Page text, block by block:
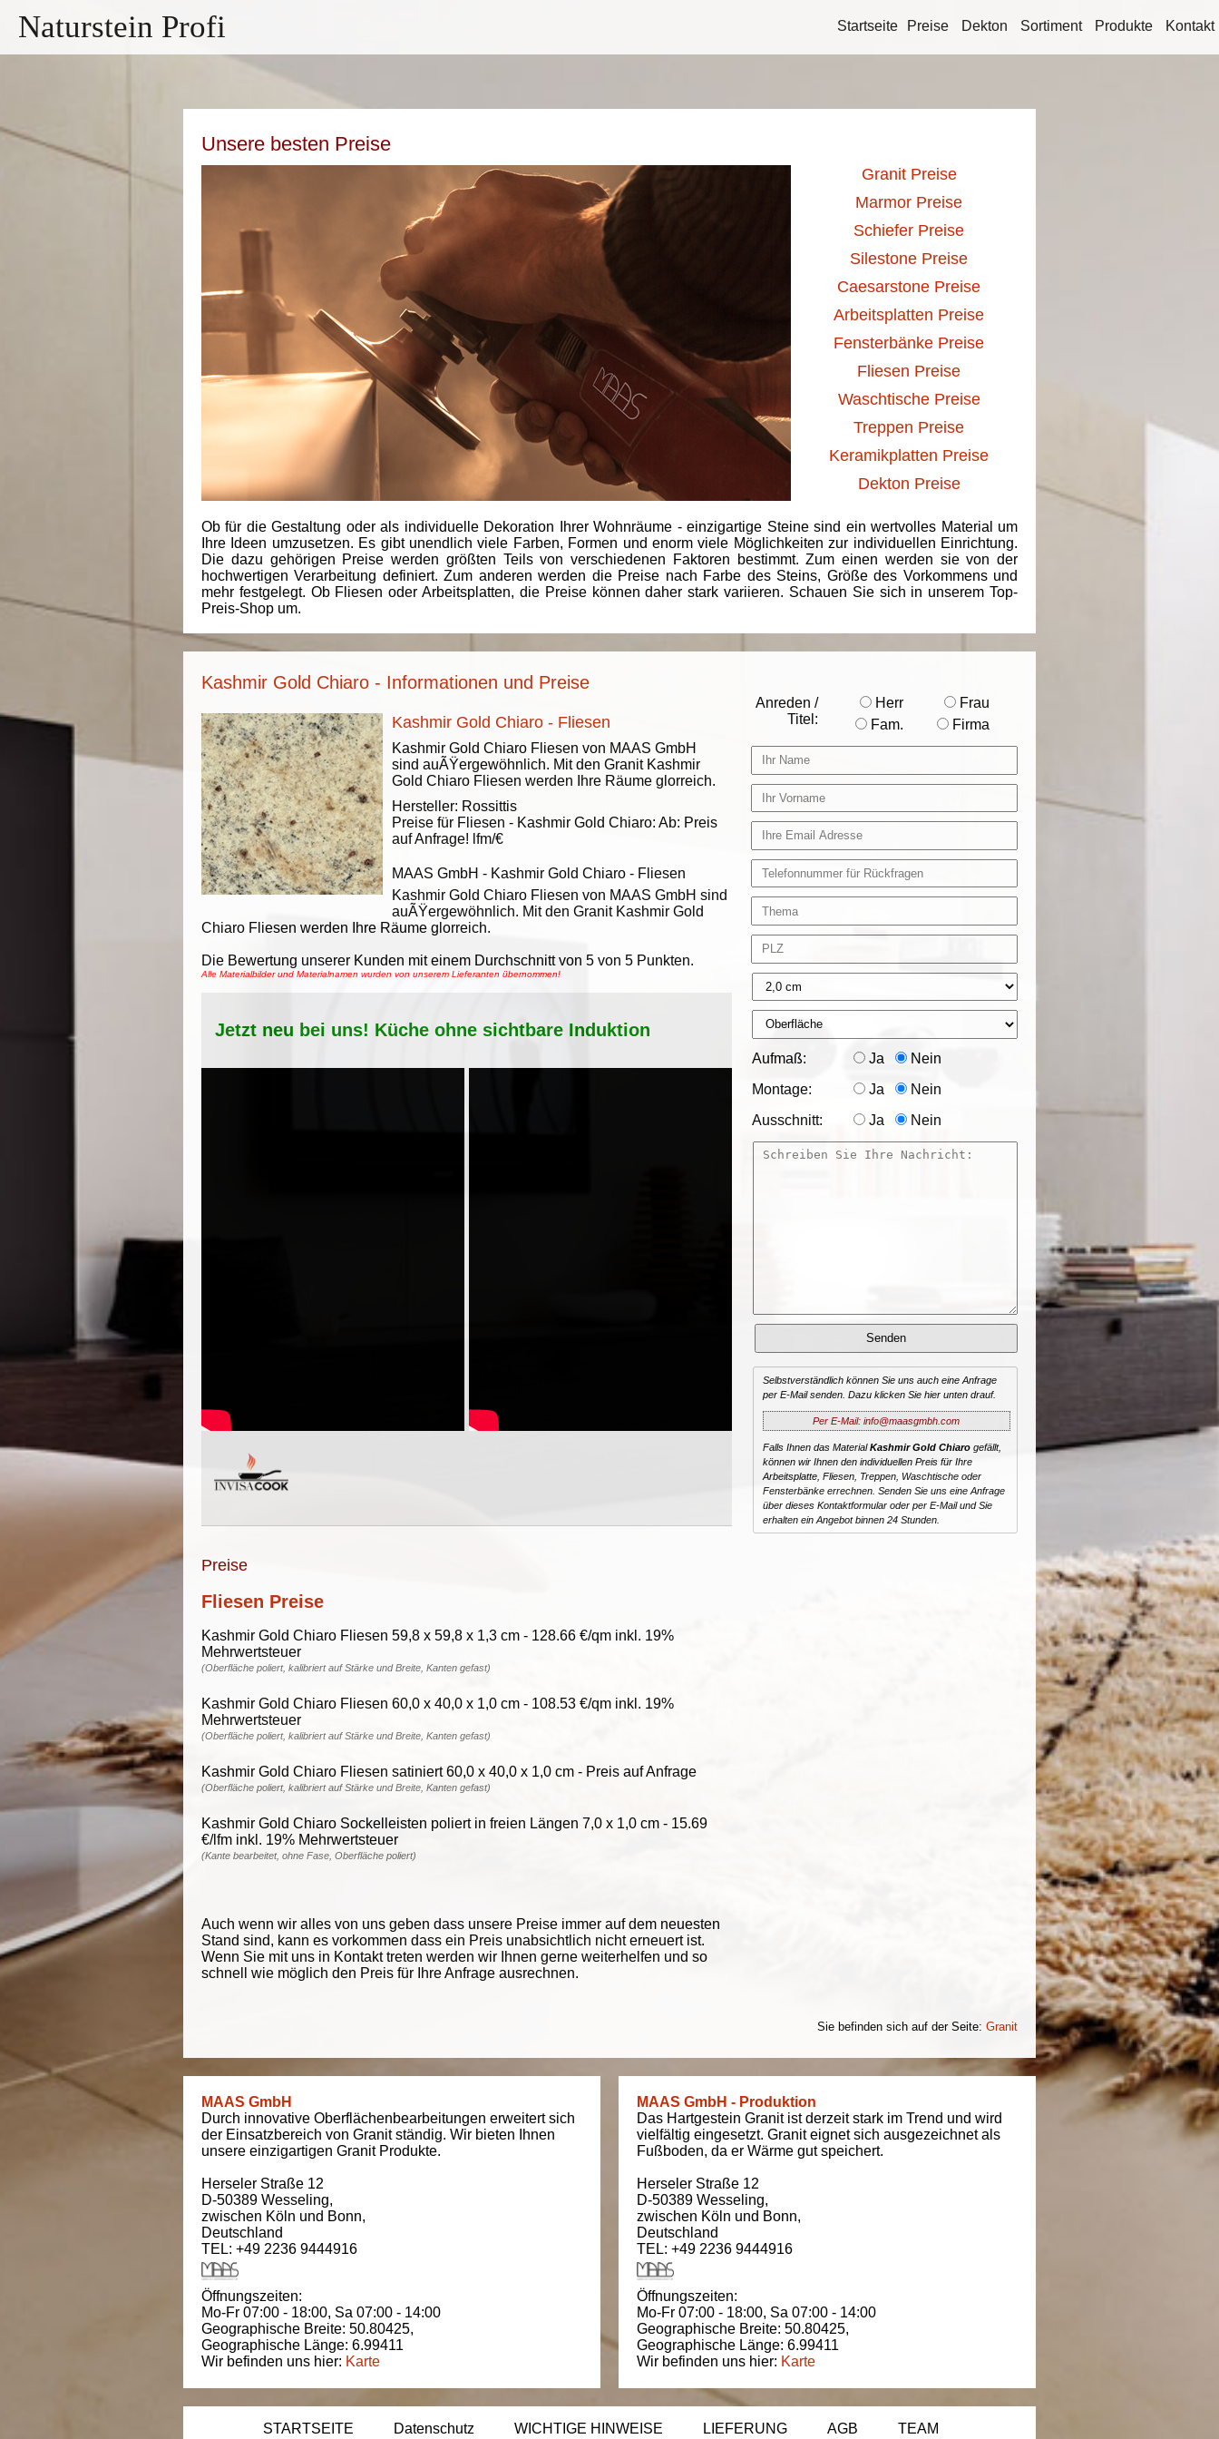
Naturstein Profi Startseite Preise Dekton Sortiment Produkte Kontakt
Unsere besten Preise
Granit Preise
Marmor Preise
Schiefer Preise
Silestone Preise
Caesarstone Preise
Arbeitsplatten Preise
Fensterbänke Preise
Fliesen Preise
Waschtische Preise
Treppen Preise
Keramikplatten Preise
Dekton Preise
Ob für die Gestaltung oder als individuelle Dekoration Ihrer Wohnräume - einzigartige Steine sind ein wertvolles Material um
Ihre Ideen umzusetzen. Es gibt unendlich viele Farben, Formen und enorm viele Möglichkeiten zur individuellen Einrichtung.
Die dazu gehörigen Preise werden größten Teils von verschiedenen Faktoren bestimmt. Zum einen werden sie von der
hochwertigen Verarbeitung definiert. Zum anderen werden die Preise nach Farbe des Steins, Größe des Vorkommens und
mehr festgelegt. Ob Fliesen oder Arbeitsplatten, die Preise können daher stark variieren. Schauen Sie sich in unserem Top-
Preis-Shop um.
Kashmir Gold Chiaro - Informationen und Preise
Kashmir Gold Chiaro - Fliesen
Kashmir Gold Chiaro Fliesen von MAAS GmbH
sind auÃŸergewöhnlich. Mit den Granit Kashmir
Gold Chiaro Fliesen werden Ihre Räume glorreich.
Hersteller: Rossittis
Preise für Fliesen - Kashmir Gold Chiaro: Ab: Preis
auf Anfrage! lfm/€
MAAS GmbH - Kashmir Gold Chiaro - Fliesen
Kashmir Gold Chiaro Fliesen von MAAS GmbH sind
auÃŸergewöhnlich. Mit den Granit Kashmir Gold
Chiaro Fliesen werden Ihre Räume glorreich.
Die Bewertung unserer Kunden mit einem Durchschnitt von 5 von 5 Punkten.
Alle Materialbilder und Materialnamen wurden von unserem Lieferanten übernommen!
Jetzt neu bei uns! Küche ohne sichtbare Induktion
Preise
Fliesen Preise
Kashmir Gold Chiaro Fliesen 59,8 x 59,8 x 1,3 cm - 128.66 €/qm inkl. 19%
Mehrwertsteuer
(Oberfläche poliert, kalibriert auf Stärke und Breite, Kanten gefast)
Kashmir Gold Chiaro Fliesen 60,0 x 40,0 x 1,0 cm - 108.53 €/qm inkl. 19%
Mehrwertsteuer
(Oberfläche poliert, kalibriert auf Stärke und Breite, Kanten gefast)
Kashmir Gold Chiaro Fliesen satiniert 60,0 x 40,0 x 1,0 cm - Preis auf Anfrage
(Oberfläche poliert, kalibriert auf Stärke und Breite, Kanten gefast)
Kashmir Gold Chiaro Sockelleisten poliert in freien Längen 7,0 x 1,0 cm - 15.69
€/lfm inkl. 19% Mehrwertsteuer
(Kante bearbeitet, ohne Fase, Oberfläche poliert)
Auch wenn wir alles von uns geben dass unsere Preise immer auf dem neuesten
Stand sind, kann es vorkommen dass ein Preis unabsichtlich nicht erneuert ist.
Wenn Sie mit uns in Kontakt treten werden wir Ihnen gerne weiterhelfen und so
schnell wie möglich den Preis für Ihre Anfrage ausrechnen.
Anreden /
Titel:
Herr
Frau
Fam.
Firma
Aufmaß: Ja Nein
Montage: Ja Nein
Ausschnitt: Ja Nein
Selbstverständlich können Sie uns auch eine Anfrage
per E-Mail senden. Dazu klicken Sie hier unten drauf.
Per E-Mail: info@maasgmbh.com
Falls Ihnen das MaterialKashmir Gold Chiarogefällt,
können wir Ihnen den individuellen Preis für Ihre
Arbeitsplatte, Fliesen, Treppen, Waschtische oder
Fensterbänke errechnen. Senden Sie uns eine Anfrage
über dieses Kontaktformular oder per E-Mail und Sie
erhalten ein Angebot binnen 24 Stunden.
Sie befinden sich auf der Seite: Granit
MAAS GmbH
Durch innovative Oberflächenbearbeitungen erweitert sich
der Einsatzbereich von Granit ständig. Wir bieten Ihnen
unsere einzigartigen Granit Produkte.
Herseler Straße 12
D-50389 Wesseling,
zwischen Köln und Bonn,
Deutschland
TEL: +49 2236 9444916
Öffnungszeiten:
Mo-Fr 07:00 - 18:00, Sa 07:00 - 14:00
Geographische Breite: 50.80425,
Geographische Länge: 6.99411
Wir befinden uns hier: Karte
MAAS GmbH - Produktion
Das Hartgestein Granit ist derzeit stark im Trend und wird
vielfältig eingesetzt. Granit eignet sich ausgezeichnet als
Fußboden, da er Wärme gut speichert.
Herseler Straße 12
D-50389 Wesseling,
zwischen Köln und Bonn,
Deutschland
TEL: +49 2236 9444916
Öffnungszeiten:
Mo-Fr 07:00 - 18:00, Sa 07:00 - 14:00
Geographische Breite: 50.80425,
Geographische Länge: 6.99411
Wir befinden uns hier: Karte
STARTSEITE Datenschutz WICHTIGE HINWEISE LIEFERUNG AGB TEAM